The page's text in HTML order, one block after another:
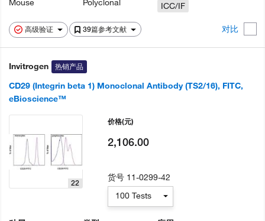
高级验证 39篇参考文献 对比
Mouse
Polyclonal
ICC/IF
Invitrogen 热销产品
CD29 (Integrin beta 1) Monoclonal Antibody (TS2/16), FITC,
eBioscience™
22
价格(元)
2,106.00
货号 11-0299-42
100 Tests